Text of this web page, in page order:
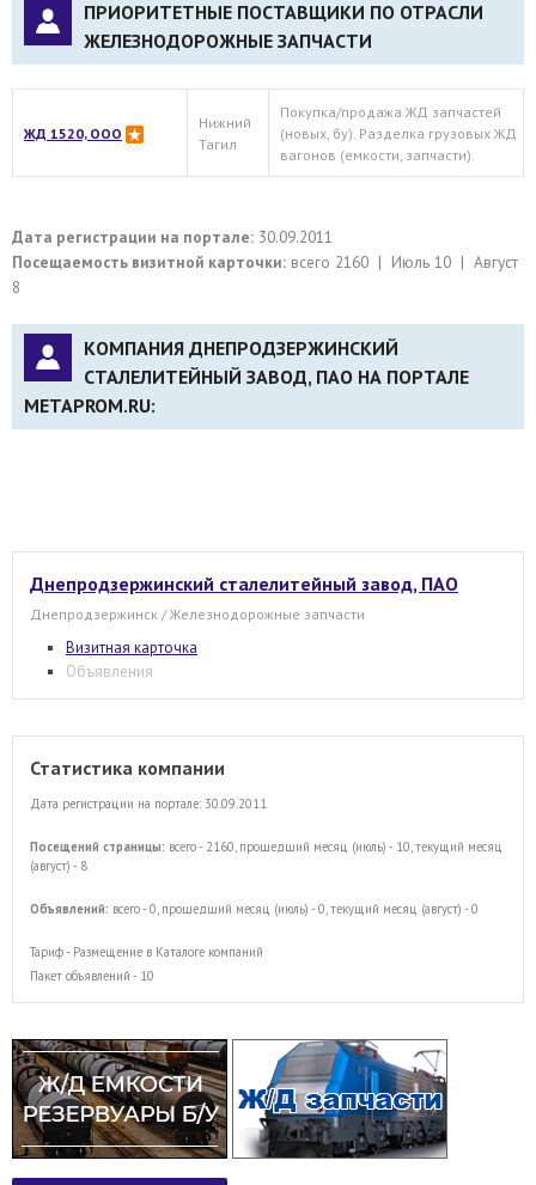
ПРИОРИТЕТНЫЕ ПОСТАВЩИКИ ПО ОТРАСЛИ
ЖЕЛЕЗНОДОРОЖНЫЕ ЗАПЧАСТИ
ЖД 1520, ООО
Нижний
Тагил
Покупка/продажа ЖД запчастей
(новых, бу). Разделка грузовых ЖД
вагонов (емкости, запчасти).
Дата регистрации на портале: 30.09.2011
Посещаемость визитной карточки: всего 2160 | Июль 10 | Август
8
КОМПАНИЯ ДНЕПРОДЗЕРЖИНСКИЙ
СТАЛЕЛИТЕЙНЫЙ ЗАВОД, ПАО НА ПОРТАЛЕ
METAPROM.RU:
Днепродзержинский сталелитейный завод, ПАО
Днепродзержинск / Железнодорожные запчасти
Визитная карточка
Объявления
Статистика компании
Дата регистрации на портале: 30.09.2011
Посещений страницы: всего - 2160, прошедший месяц (июль) - 10, текущий месяц
(август) - 8
Объявлений: всего - 0, прошедший месяц (июль) - 0, текущий месяц (август) - 0
Тариф - Размещение в Каталоге компаний
Пакет объявлений - 10